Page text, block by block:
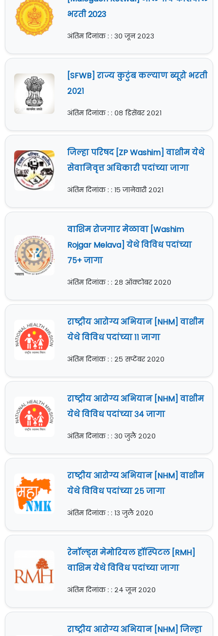
भरती 2023
अंतिम दिनांक : : ३० जून २०२३
[SFWB] राज्य कुटुंब कल्याण ब्यूरो भरती
२०२१
अंतिम दिनांक : : ०८ डिसेंबर २०२१
जिल्हा परिषद [ZP Washim] वाशीम येथे
सेवानिवृत्त अधिकारी पदांच्या जागा
अंतिम दिनांक : : १५ जानेवारी २०२१
वाशिम रोजगार मेळावा [Washim
Rojgar Melava] येथे विविध पदांच्या
७५+ जागा
अंतिम दिनांक : : २८ ऑक्टोबर २०२०
राष्ट्रीय आरोग्य अभियान [NHM] वाशीम
येथे विविध पदांच्या ११ जागा
अंतिम दिनांक : : २५ सप्टेंबर २०२०
राष्ट्रीय आरोग्य अभियान [NHM] वाशीम
येथे विविध पदांच्या ३४ जागा
अंतिम दिनांक : : ३० जुलै २०२०
राष्ट्रीय आरोग्य अभियान [NHM] वाशीम
येथे विविध पदांच्या २५ जागा
अंतिम दिनांक : : १३ जुलै २०२०
रेनॉल्ड्स मेमोरियल हॉस्पिटल [RMH]
वाशिम येथे विविध पदांच्या जागा
अंतिम दिनांक : : २४ जून २०२०
राष्ट्रीय आरोग्य अभियान [NHM] जिल्हा